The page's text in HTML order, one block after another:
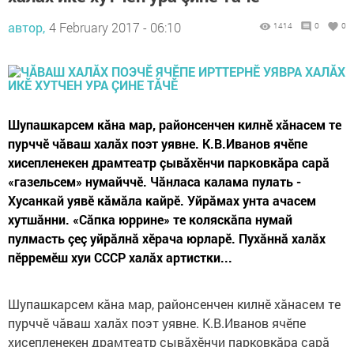
автор, 4 February 2017 - 06:10 1414 0 0
Шупашкарсем кăна мар, районсенчен килнӗ хăнасем те
пурччӗ чăваш халăх поэт уявне. К.В.Иванов ячӗпе
хисепленекен драмтеатр çывăхӗнчи парковкăра сарă
«газельсем» нумайччӗ. Чăнласа калама пулать -
Хусанкай уявӗ кăмăла кайрӗ. Уйрăмах унта ачасем
хутшăнни. «Сăпка юррине» те коляскăпа нумай
пулмасть çеç уйрăлнă хӗрача юрларӗ. Пухăннă халăх
пӗрремӗш хуи СССР халăх артистки...
Шупашкарсем кăна мар, районсенчен килнӗ хăнасем те
пурччӗ чăваш халăх поэт уявне. К.В.Иванов ячӗпе
хисепленекен драмтеатр çывăхӗнчи парковкăра сарă